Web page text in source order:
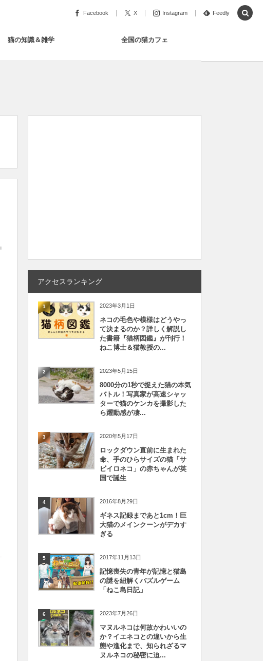
Facebook X Instagram Feedly
猫の知識＆雑学 全国の猫カフェ
アクセスランキング
1 2023年3月1日
ネコの毛色や模様はどうやっ
て決まるのか？詳しく解説し
た書籍『猫柄図鑑』が刊行！
ねこ博士＆猫教授の...
2 2023年5月15日
8000分の1秒で捉えた猫の本気
バトル！写真家が高速シャッ
ターで猫のケンカを撮影した
ら躍動感が凄...
3 2020年5月17日
ロックダウン直前に生まれた
命、手のひらサイズの猫「サ
ビイロネコ」の赤ちゃんが英
国で誕生
4 2016年8月29日
ギネス記録まであと1cm！巨
大猫のメインクーンがデカす
ぎる
5 2017年11月13日
記憶喪失の青年が記憶と猫島
の謎を紐解くパズルゲーム
「ねこ島日記」
6 2023年7月26日
マヌルネコは何故かわいいの
か？イエネコとの違いから生
態や進化まで、知られざるマ
ヌルネコの秘密に迫...